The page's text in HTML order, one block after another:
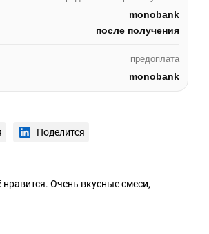
monobank
после получения
предоплата
monobank
Поделится
Очень вкусные смеси,